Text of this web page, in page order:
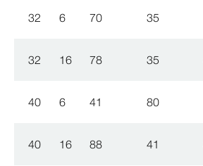
32 6 70 35
32 16 78 35
40 6 41 80
40 16 88 41